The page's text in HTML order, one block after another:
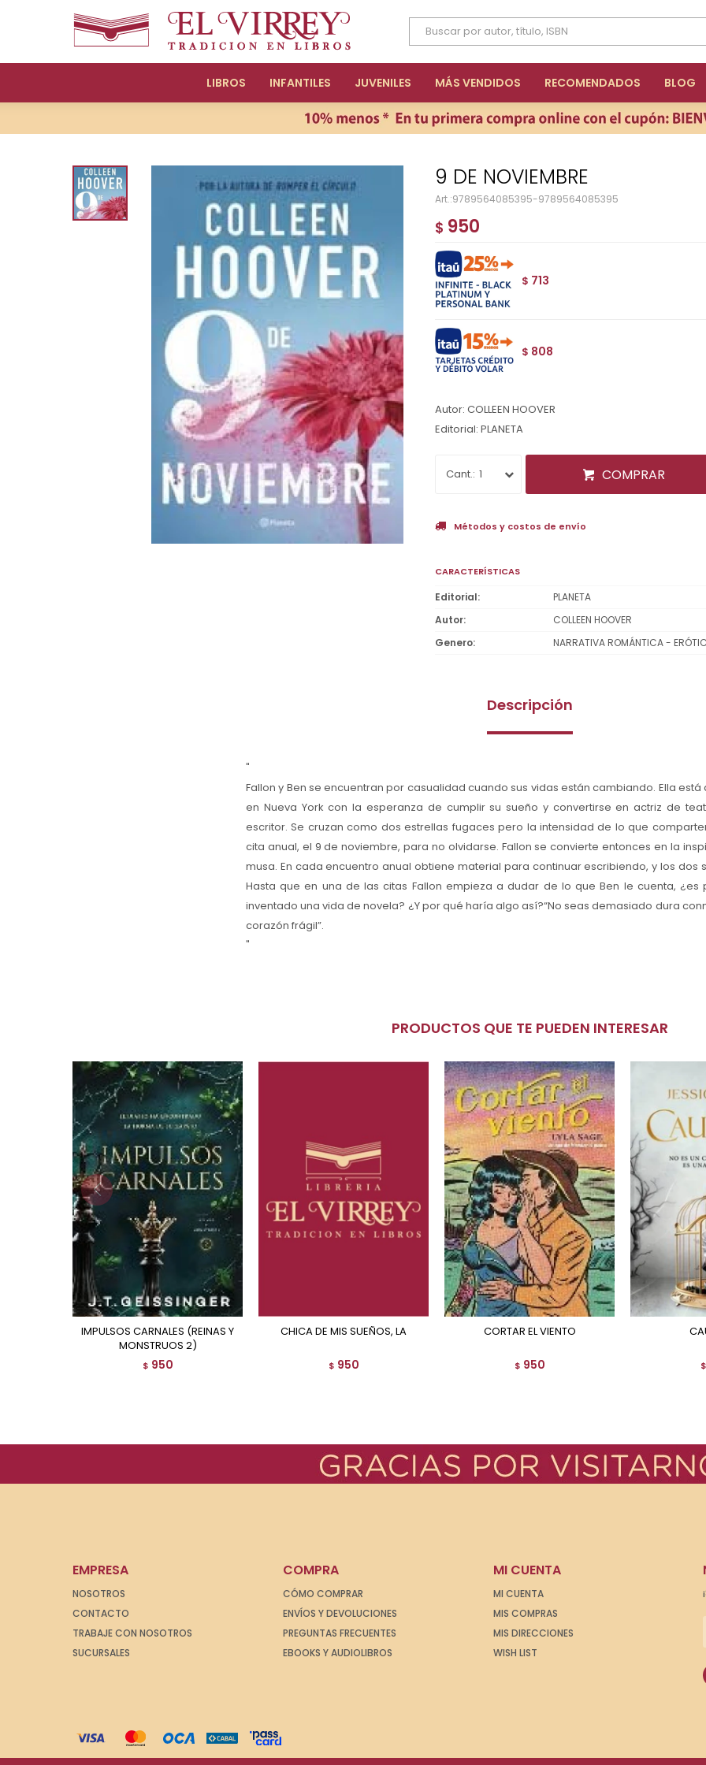
LIBROS INFANTILES JUVENILES MÁS VENDIDOS RECOMENDADOS BLOG
9 DE NOVIEMBRE
9789564085395-9789564085395
$ 950
$ 713
$ 808
Autor: COLLEEN HOOVER
Editorial: PLANETA
1 COMPRAR
Métodos y costos de envío
CARACTERÍSTICAS
Editorial
PLANETA
Autor
COLLEEN HOOVER
Genero
NARRATIVA ROMÁNTICA -
Descripción
"
Fallon y Ben se encuentran por casualidad cuando sus vidas están cambiando. Ella
en Nueva York con la esperanza de cumplir su sueño y convertirse en actriz de
escritor. Se cruzan como dos estrellas fugaces pero la intensidad de lo que
cita anual, el 9 de noviembre, para no olvidarse. Fallon se convierte entonces en la
musa. En cada encuentro anual obtiene material para continuar escribiendo, y los dos
Hasta que en una de las citas Fallon empieza a dudar de lo que Ben le cuenta, ¿es
inventado una vida de novela? ¿Y por qué haría algo así?“No seas demasiado dura
corazón frágil”.
"
PRODUCTOS QUE TE PUEDEN INTERESAR
IMPULSOS CARNALES (REINAS Y
MONSTRUOS 2)
$ 950
CHICA DE MIS SUEÑOS, LA
$ 950
CORTAR EL VIENTO
$ 950 $
EMPRESA
NOSOTROS
CONTACTO
TRABAJE CON NOSOTROS
SUCURSALES
COMPRA
CÓMO COMPRAR
ENVÍOS Y DEVOLUCIONES
PREGUNTAS FRECUENTES
EBOOKS Y AUDIOLIBROS
MI CUENTA
MI CUENTA
MIS COMPRAS
MIS DIRECCIONES
WISH LIST